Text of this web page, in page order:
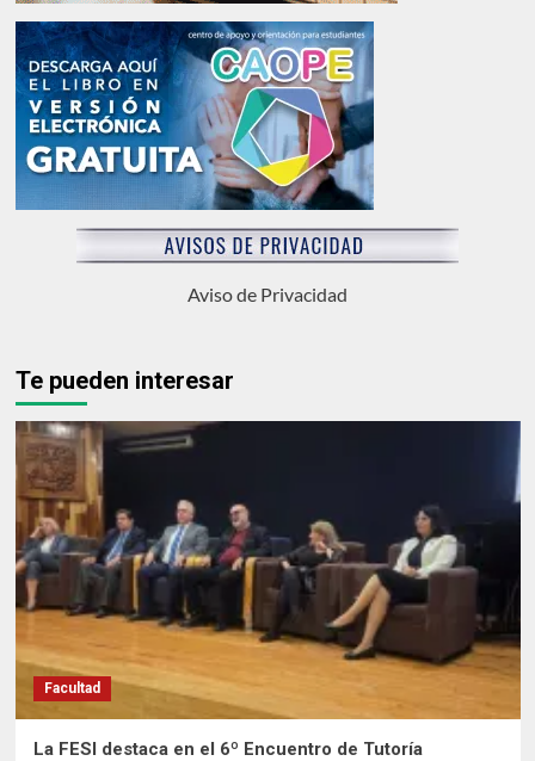
Aviso de Privacidad
Te pueden interesar
Facultad
La FESI destaca en el 6º Encuentro de Tutoría